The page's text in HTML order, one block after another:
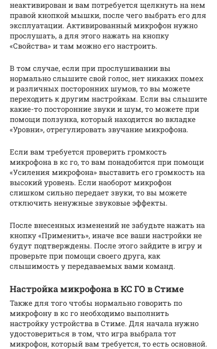
неактивирован и вам потребуется щелкнуть на нем
правой кнопкой мышки, после чего выбрать его для
эксплуатации. Активированный микрофон нужно
прослушать, а для этого нажать на кнопку
«Свойства» и там можно его настроить.
В том случае, если при прослушивании вы
нормально слышите свой голос, нет никаких помех
и различных посторонних шумов, то вы можете
переходить к другим настройкам. Если вы слышите
какие-то посторонние звуки и шум, то можете при
помощи ползунка, который находится во вкладке
«Уровни», отрегулировать звучание микрофона.
Если вам требуется проверить громкость
микрофона в кс го, то вам понадобится при помощи
«Усиления микрофона» выставить его громкость на
высокий уровень. Если наоборот микрофон
слишком сильно передает звуки, то вы можете
отключить ненужные звуковые эффекты.
После внесенных изменений не забудьте нажать на
кнопку «Применить», иначе все ваши настройки не
будут подтверждены. После этого зайдите в игру и
проверьте при помощи своего друга, как
слышимость у передаваемых вами команд.
Настройка микрофона в КС ГО в Стиме
Также для того чтобы нормально говорить по
микрофону в кс го необходимо выполнить
настройку устройства в Стиме. Для начала нужно
удостовериться в том, что игра выбрала тот
микрофон, который вам требуется, то есть основной.